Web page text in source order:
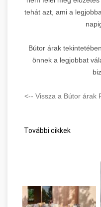
tehát azt, ami a
Bútor árak
önnek a legjobbat
<-- Vissza a Bútor árak
További cikkek